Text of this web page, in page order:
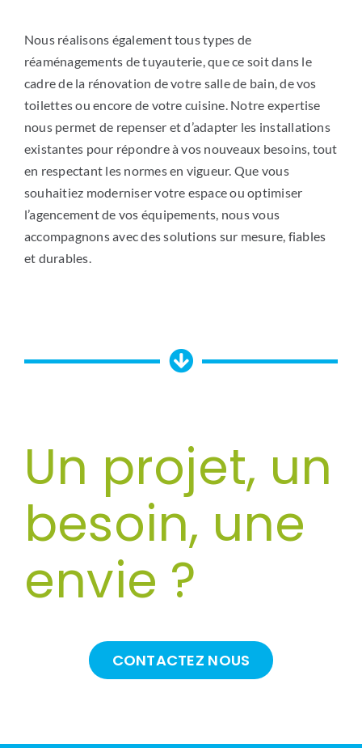
Nous réalisons également tous types de
réaménagements de tuyauterie, que ce soit dans le
cadre de la rénovation de votre salle de bain, de vos
toilettes ou encore de votre cuisine. Notre expertise
nous permet de repenser et d’adapter les installations
existantes pour répondre à vos nouveaux besoins, tout
en respectant les normes en vigueur. Que vous
souhaitiez moderniser votre espace ou optimiser
l’agencement de vos équipements, nous vous
accompagnons avec des solutions sur mesure, fiables
et durables.
Un projet, un
besoin, une
envie ?
CONTACTEZ NOUS